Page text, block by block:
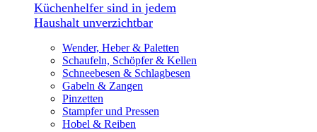
Küchenhelfer sind in jedem
Haushalt unverzichtbar
Wender, Heber & Paletten
Schaufeln, Schöpfer & Kellen
Schneebesen & Schlagbesen
Gabeln & Zangen
Pinzetten
Stampfer und Pressen
Hobel & Reiben